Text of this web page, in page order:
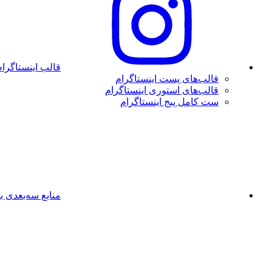
قالب
قالب‌های پست اینستاگرام
قالب‌های استوری اینستاگرام
ست کامل پیج اینستاگرام
منابع سه‌بعدی